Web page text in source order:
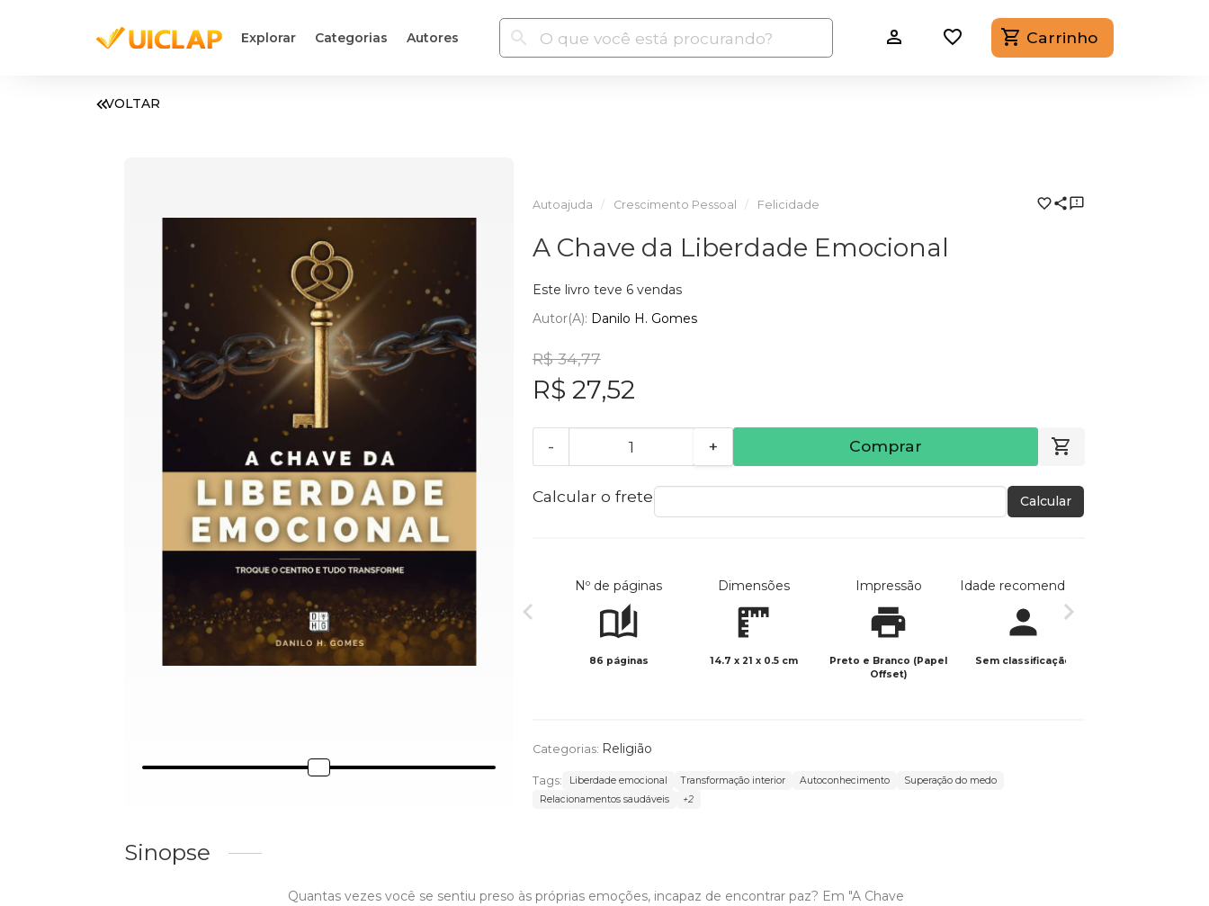
Explorar Categorias Autores Carrinho
VOLTAR
Autoajuda Crescimento Pessoal Felicidade
A Chave da Liberdade Emocional
Este livro teve 6 vendas
Autor(a): Danilo H. Gomes
R$ 34,77
R$ 27,52
- + Comprar
Calcular o frete Calcular
Nº de páginas
86 páginas
Dimensões
14.7 x 21 x 0.5 cm
Impressão
Preto e Branco (Papel
Offset)
Idade recomendada
Sem classificação
Categorias: Religião
Tags: Liberdade emocional Transformação interior Autoconhecimento
Superação do medo
Relacionamentos saudáveis
+2
Sinopse
Quantas vezes você se sentiu preso às próprias emoções, incapaz de encontrar paz? Em "A Chave